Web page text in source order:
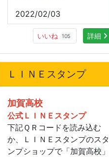
2022/02/03
いいね 105 詳細
ＬＩＮＥスタンプ
加賀高校
公式ＬＩＮＥスタンプ
下記ＱＲコードを読み込む
か、ＬＩＮＥスタンプのスタ
ンプショップで「加賀高校」